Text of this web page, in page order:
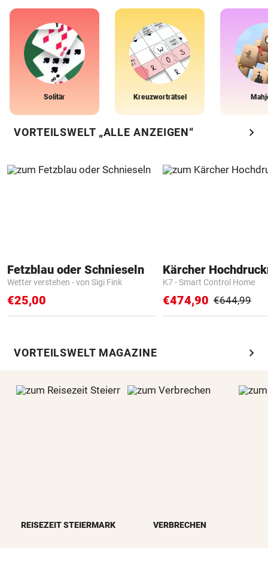
Solitär Kreuzworträtsel
VORTEILSWELT „ALLE ANZEIGEN“ chevron_right
Fetzblau oder Schnieseln
Wetter verstehen - von Sigi Fink
€25,00
Kärcher
K7 - Smart Control Home
€474,90 €644,99
VORTEILSWELT MAGAZINE chevron_right
REISEZEIT STEIERMARK VERBRECHEN